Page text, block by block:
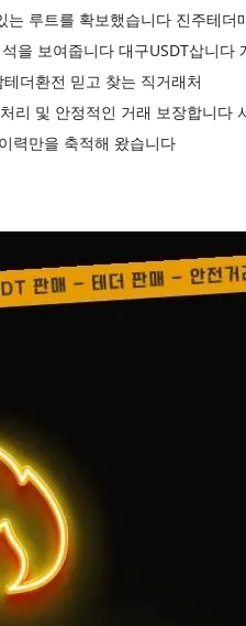
루트를 확보했습니다 진주테더
을 보여줍니다 대구USDT삽니다
더환전 믿고 찾는 직거래처
리 및 안정적인 거래 보장합니다
력만을 축적해 왔습니다